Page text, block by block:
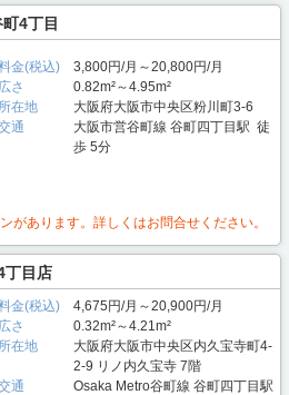
4丁目
金(税込)
3,800円/月～20,800円/月
広さ
0.82m²～4.95m²
所在地
大阪府大阪市中央区粉川町3-6
通
大阪市営谷町線 谷町四丁目駅 徒
歩 5分
があります。詳しくはお問合せください。
目店
金(税込)
4,675円/月～20,900円/月
広さ
0.32m²～4.21m²
所在地
大阪府大阪市中央区内久宝寺町4-
2-9 リノ内久宝寺 7階
通
Osaka Metro谷町線 谷町四丁目駅